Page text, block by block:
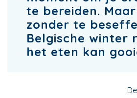
te bereiden.
zonder te
Belgische winter
het eten kan